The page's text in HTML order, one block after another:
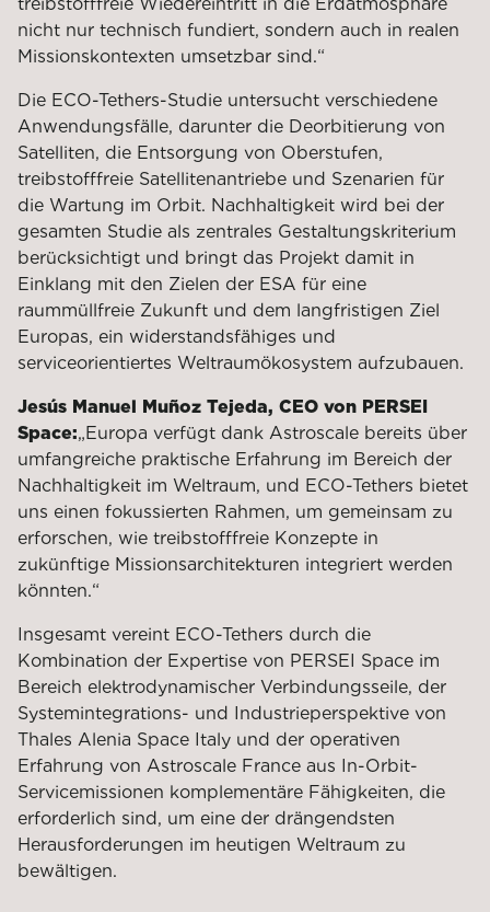
nicht nur technisch fundiert, sondern auch in realen
Missionskontexten umsetzbar sind.“
Die ECO-Tethers-Studie untersucht verschiedene
Anwendungsfälle, darunter die Deorbitierung von
Satelliten, die Entsorgung von Oberstufen,
treibstofffreie Satellitenantriebe und Szenarien für
die Wartung im Orbit. Nachhaltigkeit wird bei der
gesamten Studie als zentrales Gestaltungskriterium
berücksichtigt und bringt das Projekt damit in
Einklang mit den Zielen der ESA für eine
raummüllfreie Zukunft und dem langfristigen Ziel
Europas, ein widerstandsfähiges und
serviceorientiertes Weltraumökosystem aufzubauen.
Jesús Manuel Muñoz Tejeda, CEO von PERSEI
Space:„Europa verfügt dank Astroscale bereits über
umfangreiche praktische Erfahrung im Bereich der
Nachhaltigkeit im Weltraum, und ECO-Tethers bietet
uns einen fokussierten Rahmen, um gemeinsam zu
erforschen, wie treibstofffreie Konzepte in
zukünftige Missionsarchitekturen integriert werden
könnten.“
Insgesamt vereint ECO-Tethers durch die
Kombination der Expertise von PERSEI Space im
Bereich elektrodynamischer Verbindungsseile, der
Systemintegrations- und Industrieperspektive von
Thales Alenia Space Italy und der operativen
Erfahrung von Astroscale France aus In-Orbit-
Servicemissionen komplementäre Fähigkeiten, die
erforderlich sind, um eine der drängendsten
Herausforderungen im heutigen Weltraum zu
bewältigen.